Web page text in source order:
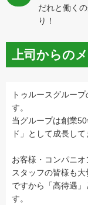
だれと働く
り！
上司からの
トゥルースグルー
す。
当グループは創業
ド」として成長して
お客様・コンパニオ
スタッフの皆様も大
ですから「高待遇
す。